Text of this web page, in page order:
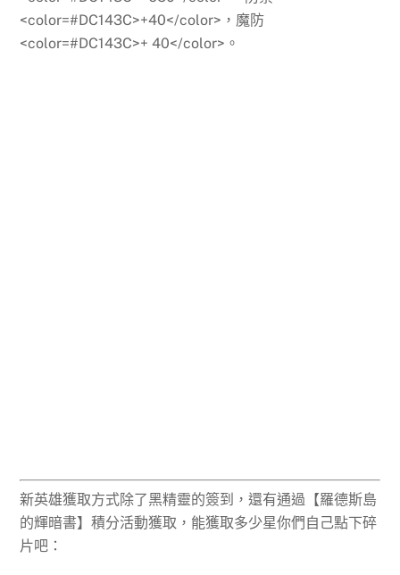
<color=#DC143C>+40</color>，魔防
<color=#DC143C>+ 40</color>。
新英雄獲取方式除了黑精靈的簽到，還有通過【羅德斯島
的輝暗書】積分活動獲取，能獲取多少星你們自己點下碎
片吧：